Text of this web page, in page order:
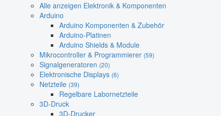
Alle anzeigen Elektronik & Komponenten
Arduino
Arduino Komponenten & Zubehör
Arduino-Platinen
Arduino Shields & Module
Mikrocontroller & Programmierer (59)
Signalgeneratoren (20)
Elektronische Displays (6)
Netzteile (39)
Regelbare Labornetzteile
3D-Druck
3D-Drucker